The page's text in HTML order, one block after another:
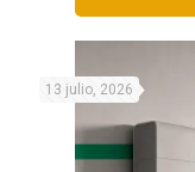
13 julio, 2026